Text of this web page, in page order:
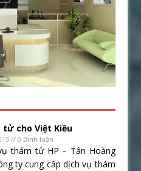
tử cho Việt Kiều
// 0 Bình luận
thám tử HP – Tân Hoàng
ty cung cấp dịch vụ thám